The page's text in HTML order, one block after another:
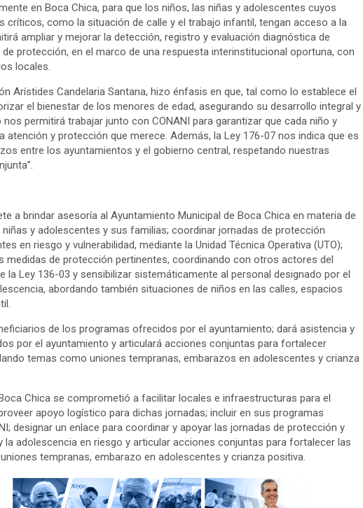
en Boca Chica, para que los niños, las niñas y adolescentes cuyos
críticos, como la situación de calle y el trabajo infantil, tengan acceso a la
ampliar y mejorar la detección, registro y evaluación diagnóstica de
protección, en el marco de una respuesta interinstitucional oportuna, con
locales.
Arístides Candelaria Santana, hizo énfasis en que, tal como lo establece el
el bienestar de los menores de edad, asegurando su desarrollo integral y
permitirá trabajar junto con CONANI para garantizar que cada niño y
y protección que merece. Además, la Ley 176-07 nos indica que es
entre los ayuntamientos y el gobierno central, respetando nuestras
a brindar asesoría al Ayuntamiento Municipal de Boca Chica en materia de
y adolescentes y sus familias; coordinar jornadas de protección
en riesgo y vulnerabilidad, mediante la Unidad Técnica Operativa (UTO);
medidas de protección pertinentes, coordinando con otros actores del
la Ley 136-03 y sensibilizar sistemáticamente al personal designado por el
abordando también situaciones de niños en las calles, espacios
de los programas ofrecidos por el ayuntamiento; dará asistencia y
por el ayuntamiento y articulará acciones conjuntas para fortalecer
temas como uniones tempranas, embarazos en adolescentes y crianza
Chica se comprometió a facilitar locales e infraestructuras para el
apoyo logístico para dichas jornadas; incluir en sus programas
designar un enlace para coordinar y apoyar las jornadas de protección y
adolescencia en riesgo y articular acciones conjuntas para fortalecer las
tempranas, embarazo en adolescentes y crianza positiva.